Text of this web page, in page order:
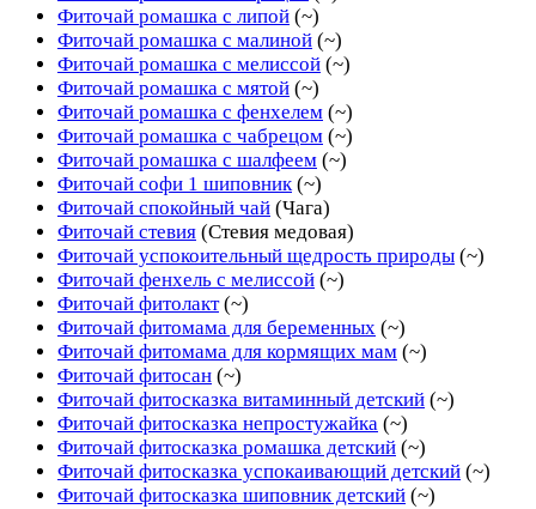
Фиточай ромашка с липой (~)
Фиточай ромашка с малиной (~)
Фиточай ромашка с мелиссой (~)
Фиточай ромашка с мятой (~)
Фиточай ромашка с фенхелем (~)
Фиточай ромашка с чабрецом (~)
Фиточай ромашка с шалфеем (~)
Фиточай софи 1 шиповник (~)
Фиточай спокойный чай (Чага)
Фиточай стевия (Стевия медовая)
Фиточай успокоительный щедрость природы (~)
Фиточай фенхель с мелиссой (~)
Фиточай фитолакт (~)
Фиточай фитомама для беременных (~)
Фиточай фитомама для кормящих мам (~)
Фиточай фитосан (~)
Фиточай фитосказка витаминный детский (~)
Фиточай фитосказка непростужайка (~)
Фиточай фитосказка ромашка детский (~)
Фиточай фитосказка успокаивающий детский (~)
Фиточай фитосказка шиповник детский (~)